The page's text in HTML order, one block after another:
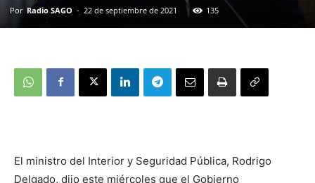
Por Radio SAGO - 22 de septiembre de 2021 135
El ministro del Interior y Seguridad Pública, Rodrigo
Delgado, dijo este miércoles que el Gobierno